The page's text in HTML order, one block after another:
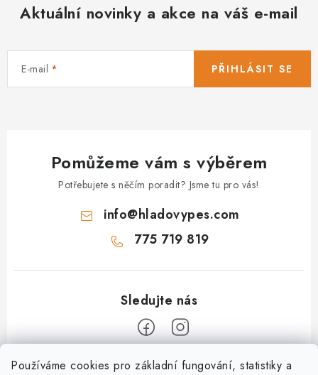
Používáme cookies pro základní fungování, statistiky a
Aktuální novinky a akce na váš e-mail
E-mail PŘIHLÁSIT SE
Pomůžeme vám s výběrem
Potřebujete s něčím poradit? Jsme tu pro vás!
info@hladovypes.com
775 719 819